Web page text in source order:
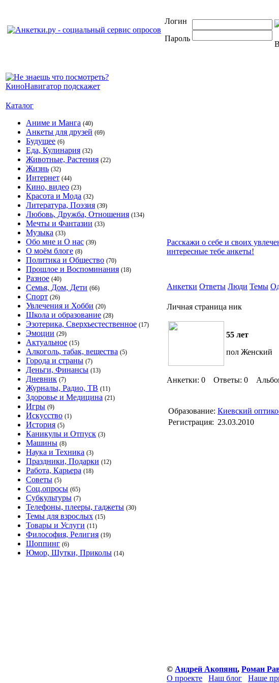
Логин
Пароль
Каталог
Аниме и Манга (40)
Анкеты для друзей (69)
Будущее (6)
Еда, Кулинария (32)
Животные, Растения (22)
Жизнь (32)
Интернет (44)
Кино, видео (23)
Красота и Мода (32)
Литература, Поэзия (39)
Любовь, Дружба, Отношения (134)
Мечты и Фантазии (33)
Музыка (33)
Обо мне и О нас (39)
О моём блоге (8)
Политика и Общество (70)
Прошлое и Воспоминания (18)
Разное (40)
Семья, Дом, Дети (66)
Спорт (26)
Увлечения и Хобби (20)
Школа и образование (28)
Эзотерика, Сверхъестественное (17)
Эмоции (29)
Актуальное (15)
Алкоголь, табак, вещества (5)
Города и страны (7)
Деньги, Финансы (13)
Дневник (7)
Журналы, Радио, ТВ (11)
Здоровье и Медицина (21)
Игры (9)
Искусство (1)
История (5)
Каникулы и Отпуск (3)
Машины (8)
Наука и Техника (3)
Праздники, Подарки (12)
Работа, Карьера (18)
Советы (5)
Соц.опросы (65)
Субкультуры (7)
Телефоны, плееры, гаджеты (30)
Темы для взрослых (15)
Товары и Услуги (11)
Философия, Религия (19)
Шоппинг (6)
Юмор, Шутки, Приколы (14)
Расскажи о себе и своих
интересные тебе анкеты!
Анкетки Ответы Люди Темы
Личная страница ник
55 лет
пол Женский
Анкетки: 0 Ответы: 0
Образование: Киевский
Регистрация: 23.03.2010
© Андрей Акопянц, Роман
О проекте
Наш блог Наше